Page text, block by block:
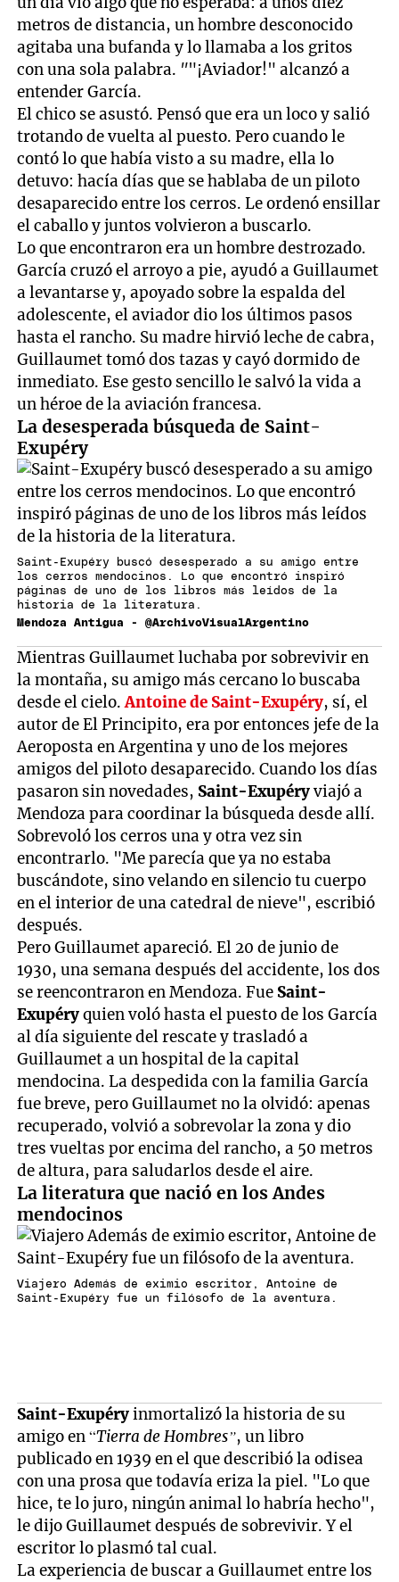
metros de distancia, un hombre desconocido
agitaba una bufanda y lo llamaba a los gritos
con una sola palabra. ""¡Aviador!" alcanzó a
entender García.
El chico se asustó. Pensó que era un loco y salió
trotando de vuelta al puesto. Pero cuando le
contó lo que había visto a su madre, ella lo
detuvo: hacía días que se hablaba de un piloto
desaparecido entre los cerros. Le ordenó ensillar
el caballo y juntos volvieron a buscarlo.
Lo que encontraron era un hombre destrozado.
García cruzó el arroyo a pie, ayudó a Guillaumet
a levantarse y, apoyado sobre la espalda del
adolescente, el aviador dio los últimos pasos
hasta el rancho. Su madre hirvió leche de cabra,
Guillaumet tomó dos tazas y cayó dormido de
inmediato. Ese gesto sencillo le salvó la vida a
un héroe de la aviación francesa.
La desesperada búsqueda de Saint-
Exupéry
Saint-Exupéry buscó desesperado a su amigo entre
los cerros mendocinos. Lo que encontró inspiró
páginas de uno de los libros más leídos de la
historia de la literatura.
Mendoza Antigua - @ArchivoVisualArgentino
Mientras Guillaumet luchaba por sobrevivir en
la montaña, su amigo más cercano lo buscaba
desde el cielo.Antoine de Saint-Exupéry, sí, el
autor de El Principito, era por entonces jefe de la
Aeroposta en Argentina y uno de los mejores
amigos del piloto desaparecido. Cuando los días
pasaron sin novedades, Saint-Exupéryviajó a
Mendoza para coordinar la búsqueda desde allí.
Sobrevoló los cerros una y otra vez sin
encontrarlo. "Me parecía que ya no estaba
buscándote, sino velando en silencio tu cuerpo
en el interior de una catedral de nieve", escribió
después.
Pero Guillaumet apareció. El 20 de junio de
1930, una semana después del accidente, los dos
se reencontraron en Mendoza. Fue Saint-
Exupéryquien voló hasta el puesto de los García
al día siguiente del rescate y trasladó a
Guillaumet a un hospital de la capital
mendocina. La despedida con la familia García
fue breve, pero Guillaumet no la olvidó: apenas
recuperado, volvió a sobrevolar la zona y dio
tres vueltas por encima del rancho, a 50 metros
de altura, para saludarlos desde el aire.
La literatura que nació en los Andes
mendocinos
Viajero Además de eximio escritor, Antoine de
Saint-Exupéry fue un filósofo de la aventura.
Saint-Exupéryinmortalizó la historia de su
amigo en “Tierra de Hombres”, un libro
publicado en 1939 en el que describió la odisea
con una prosa que todavía eriza la piel. "Lo que
hice, te lo juro, ningún animal lo habría hecho",
le dijo Guillaumet después de sobrevivir. Y el
escritor lo plasmó tal cual.
La experiencia de buscar a Guillaumet entre los